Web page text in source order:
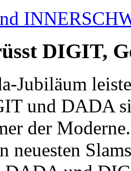
DIGIT,
Jubiläum
und DADA
der
neuesten